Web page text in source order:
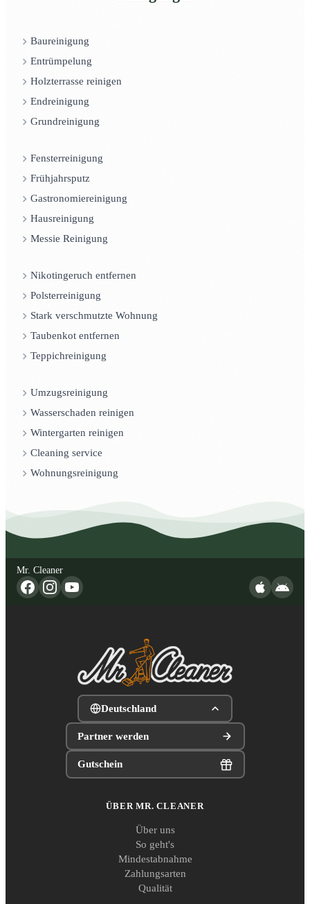
Baureinigung
Entrümpelung
Holzterrasse reinigen
Endreinigung
Grundreinigung
Fensterreinigung
Frühjahrsputz
Gastronomiereinigung
Hausreinigung
Messie Reinigung
Nikotingeruch entfernen
Polsterreinigung
Stark verschmutzte Wohnung
Taubenkot entfernen
Teppichreinigung
Umzugsreinigung
Wasserschaden reinigen
Wintergarten reinigen
Cleaning service
Wohnungsreinigung
Mr. Cleaner
Deutschland
Partner werden
Gutschein
ÜBER MR. CLEANER
Über uns
So geht's
Mindestabnahme
Zahlungsarten
Qualität